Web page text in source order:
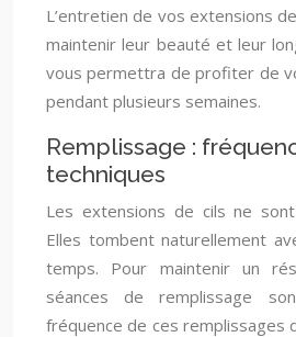
L’entretien de vos extensions
maintenir leur beauté et leur
vous permettra de profiter de
pendant plusieurs semaines.
Remplissage :
techniques
Les extensions de cils ne
Elles tombent naturellement
temps. Pour maintenir un
séances de remplissage
fréquence de ces remplissages